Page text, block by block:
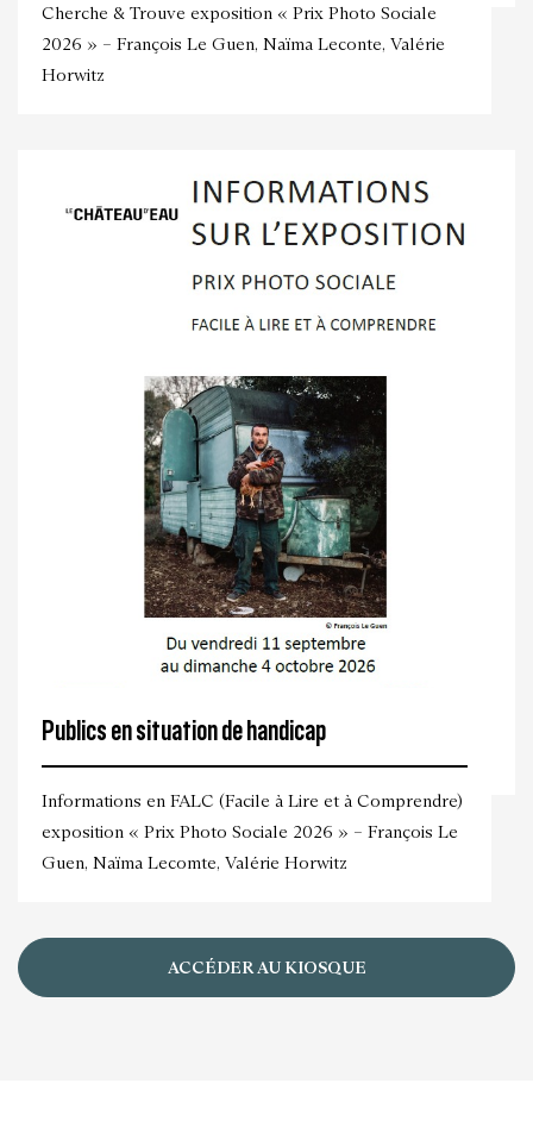
Cherche & Trouve exposition « Prix Photo Sociale
2026 » – François Le Guen, Naïma Leconte, Valérie
Horwitz
Informations en FALC (Facile à Lire et à Comprendre)
exposition « Prix Photo Sociale 2026 » – François Le
Guen, Naïma Lecomte, Valérie Horwitz
Publics en situation de handicap
ACCÉDER AU KIOSQUE